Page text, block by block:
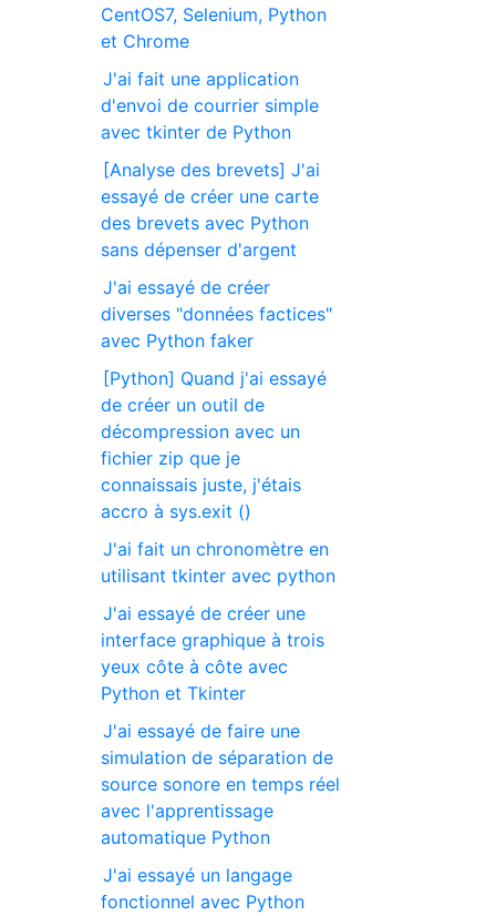
CentOS7, Selenium, Python
et Chrome
J'ai fait une application
d'envoi de courrier simple
avec tkinter de Python
[Analyse des brevets] J'ai
essayé de créer une carte
des brevets avec Python
sans dépenser d'argent
J'ai essayé de créer
diverses "données factices"
avec Python faker
[Python] Quand j'ai essayé
de créer un outil de
décompression avec un
fichier zip que je
connaissais juste, j'étais
accro à sys.exit ()
J'ai fait un chronomètre en
utilisant tkinter avec python
J'ai essayé de créer une
interface graphique à trois
yeux côte à côte avec
Python et Tkinter
J'ai essayé de faire une
simulation de séparation de
source sonore en temps réel
avec l'apprentissage
automatique Python
J'ai essayé un langage
fonctionnel avec Python